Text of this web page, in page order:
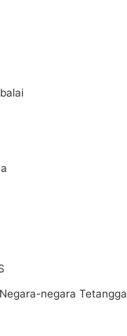
negara Tetangga